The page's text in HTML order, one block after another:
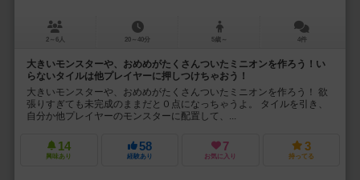
2～6人 20～40分 5歳～ 4件
大きいモンスターや、おめめがたくさんついたミニオンを作ろう！い
らないタイルは他プレイヤーに押しつけちゃおう！
大きいモンスターや、おめめがたくさんついたミニオンを作ろう！ 欲
張りすぎても未完成のままだと０点になっちゃうよ。 タイルを引き、
自分か他プレイヤーのモンスターに配置して、...
14
興味あり
58
経験あり
7
お気に入り
3
持ってる